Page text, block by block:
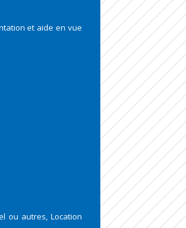
et aide en vue
ou autres, Location